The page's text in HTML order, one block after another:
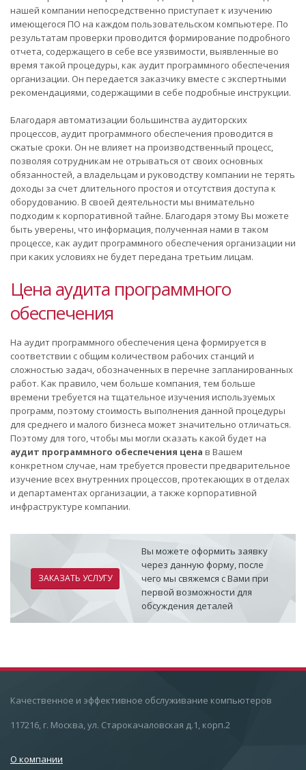
нашей компании непосредственно приступает к изучению
имеющегося ПО на каждом пользовательском компьютере. По
результатам проверки проводится формирование подробного
отчета, содержащего в себе все уязвимости, выявленные во
время такой процедуры, как аудит программного обеспечения
организации. Он передается заказчику вместе с экспертными
рекомендациями, содержащими в себе подробные инструкции.
Благодаря автоматизации большинства аудиторских
процессов, аудит программного обеспечения проводится в
сжатые сроки. Он не влияет на производственный процесс,
позволяя сотрудникам не отрываться от своих основных
обязанностей, а владельцам и руководству компании не терять
доходы за счет длительного простоя и отсутствия доступа к
оборудованию. В своей деятельности мы внимательно
подходим к корпоративной тайне. Благодаря этому Вы можете
быть уверены, что информация, полученная нами в таком
процессе, как аудит программного обеспечения организации ни
при каких условиях не будет передана третьим лицам.
Цена аудита программного
обеспечения
На аудит программного обеспечения цена формируется в
соответствии с общим количеством рабочих станций и
сложностью задач, обозначенных в перечне запланированных
работ. Как правило, чем больше компания, тем больше
времени требуется на тщательное изучения используемых
программ, поэтому стоимость выполнения данной процедуры
для среднего и малого бизнеса может значительно отличаться.
Поэтому для того, чтобы мы могли сказать какой будет на
аудит программного обеспечения цена в Вашем
конкретном случае, нам требуется провести предварительное
изучение всех внутренних процессов, протекающих в отделах
и департаментах организации, а также корпоративной
инфраструктуре компании.
ЗАКАЗАТЬ УСЛУГУ
Вы можете оформить заявку
через данную форму, после
чего мы свяжемся с Вами при
первой возможности для
обсуждения деталей
Качественное и эффективное обслуживание компьютеров
117216, г. Москва, ул. Старокачаловская д.1, корп.2
О компании